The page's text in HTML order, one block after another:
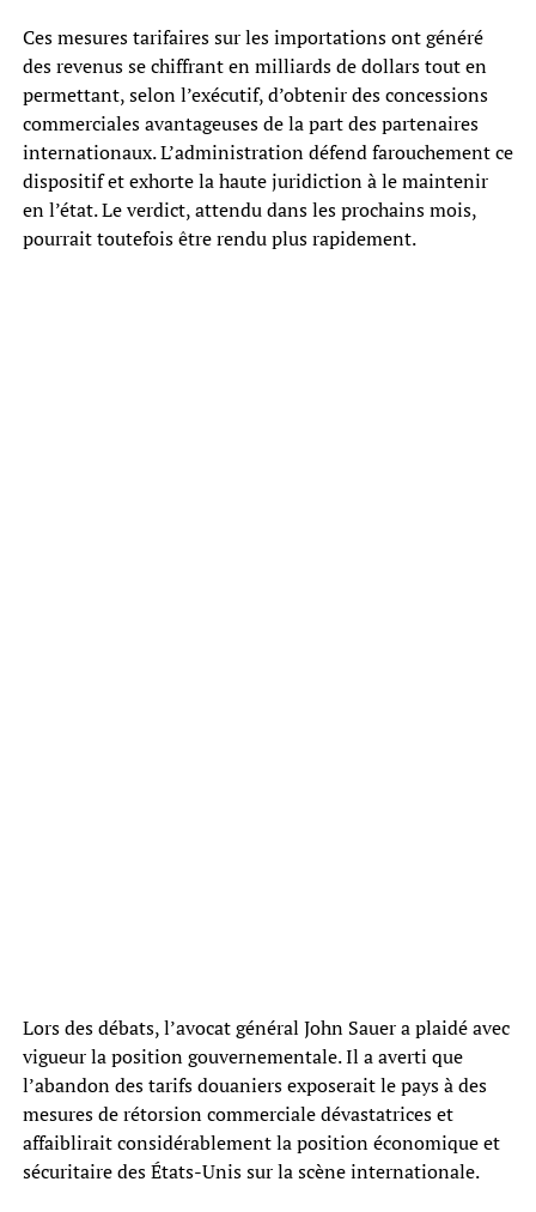
Ces mesures tarifaires sur les importations ont généré
des revenus se chiffrant en milliards de dollars tout en
permettant, selon l’exécutif, d’obtenir des concessions
commerciales avantageuses de la part des partenaires
internationaux. L’administration défend farouchement ce
dispositif et exhorte la haute juridiction à le maintenir
en l’état. Le verdict, attendu dans les prochains mois,
pourrait toutefois être rendu plus rapidement.
Lors des débats, l’avocat général John Sauer a plaidé avec
vigueur la position gouvernementale. Il a averti que
l’abandon des tarifs douaniers exposerait le pays à des
mesures de rétorsion commerciale dévastatrices et
affaiblirait considérablement la position économique et
sécuritaire des États-Unis sur la scène internationale.